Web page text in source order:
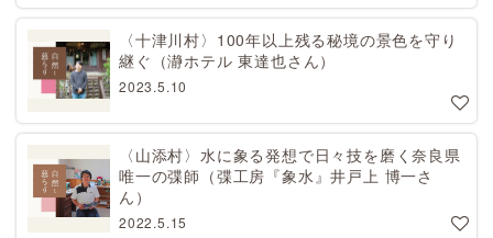
〈十津川村〉100年以上残る秘境の景色を守り
継ぐ（瀞ホテル 東達也さん）
2023.5.10
〈山添村〉水に象る発想で日々技を磨く奈良県
唯一の弽師（弽工房『象水』井戸上 博一さ
ん）
2022.5.15